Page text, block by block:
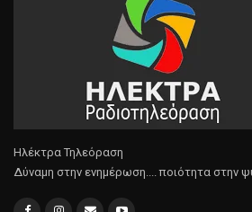
Ηλέκτρα Τηλεόραση
Δύναμη στην ενημέρωση.... ποιότητα στην